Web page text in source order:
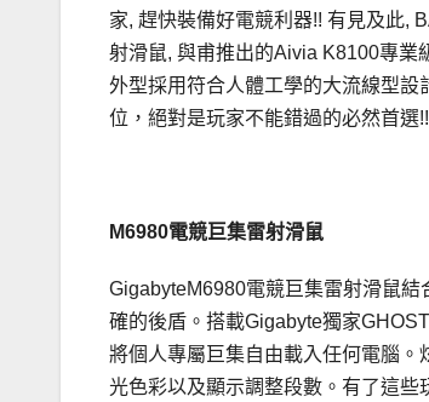
家, 趕快裝備好電競利器!! 有見及此,
射滑鼠, 與甫推出的Aivia K8100專業
外型採用符合人體工學的大流線型設
位，絕對是玩家不能錯過的必然首選!!
M6980電競巨集雷射滑鼠
GigabyteM6980電競巨集雷射滑鼠
確的後盾。搭載Gigabyte獨家
將個人專屬巨集自由載入任何電腦
光色彩以及顯示調整段數。有了這